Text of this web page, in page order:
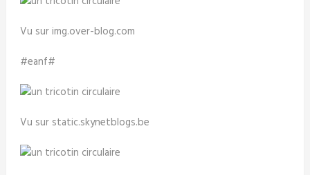
Vu sur img.over-blog.com
#eanf#
Vu sur static.skynetblogs.be